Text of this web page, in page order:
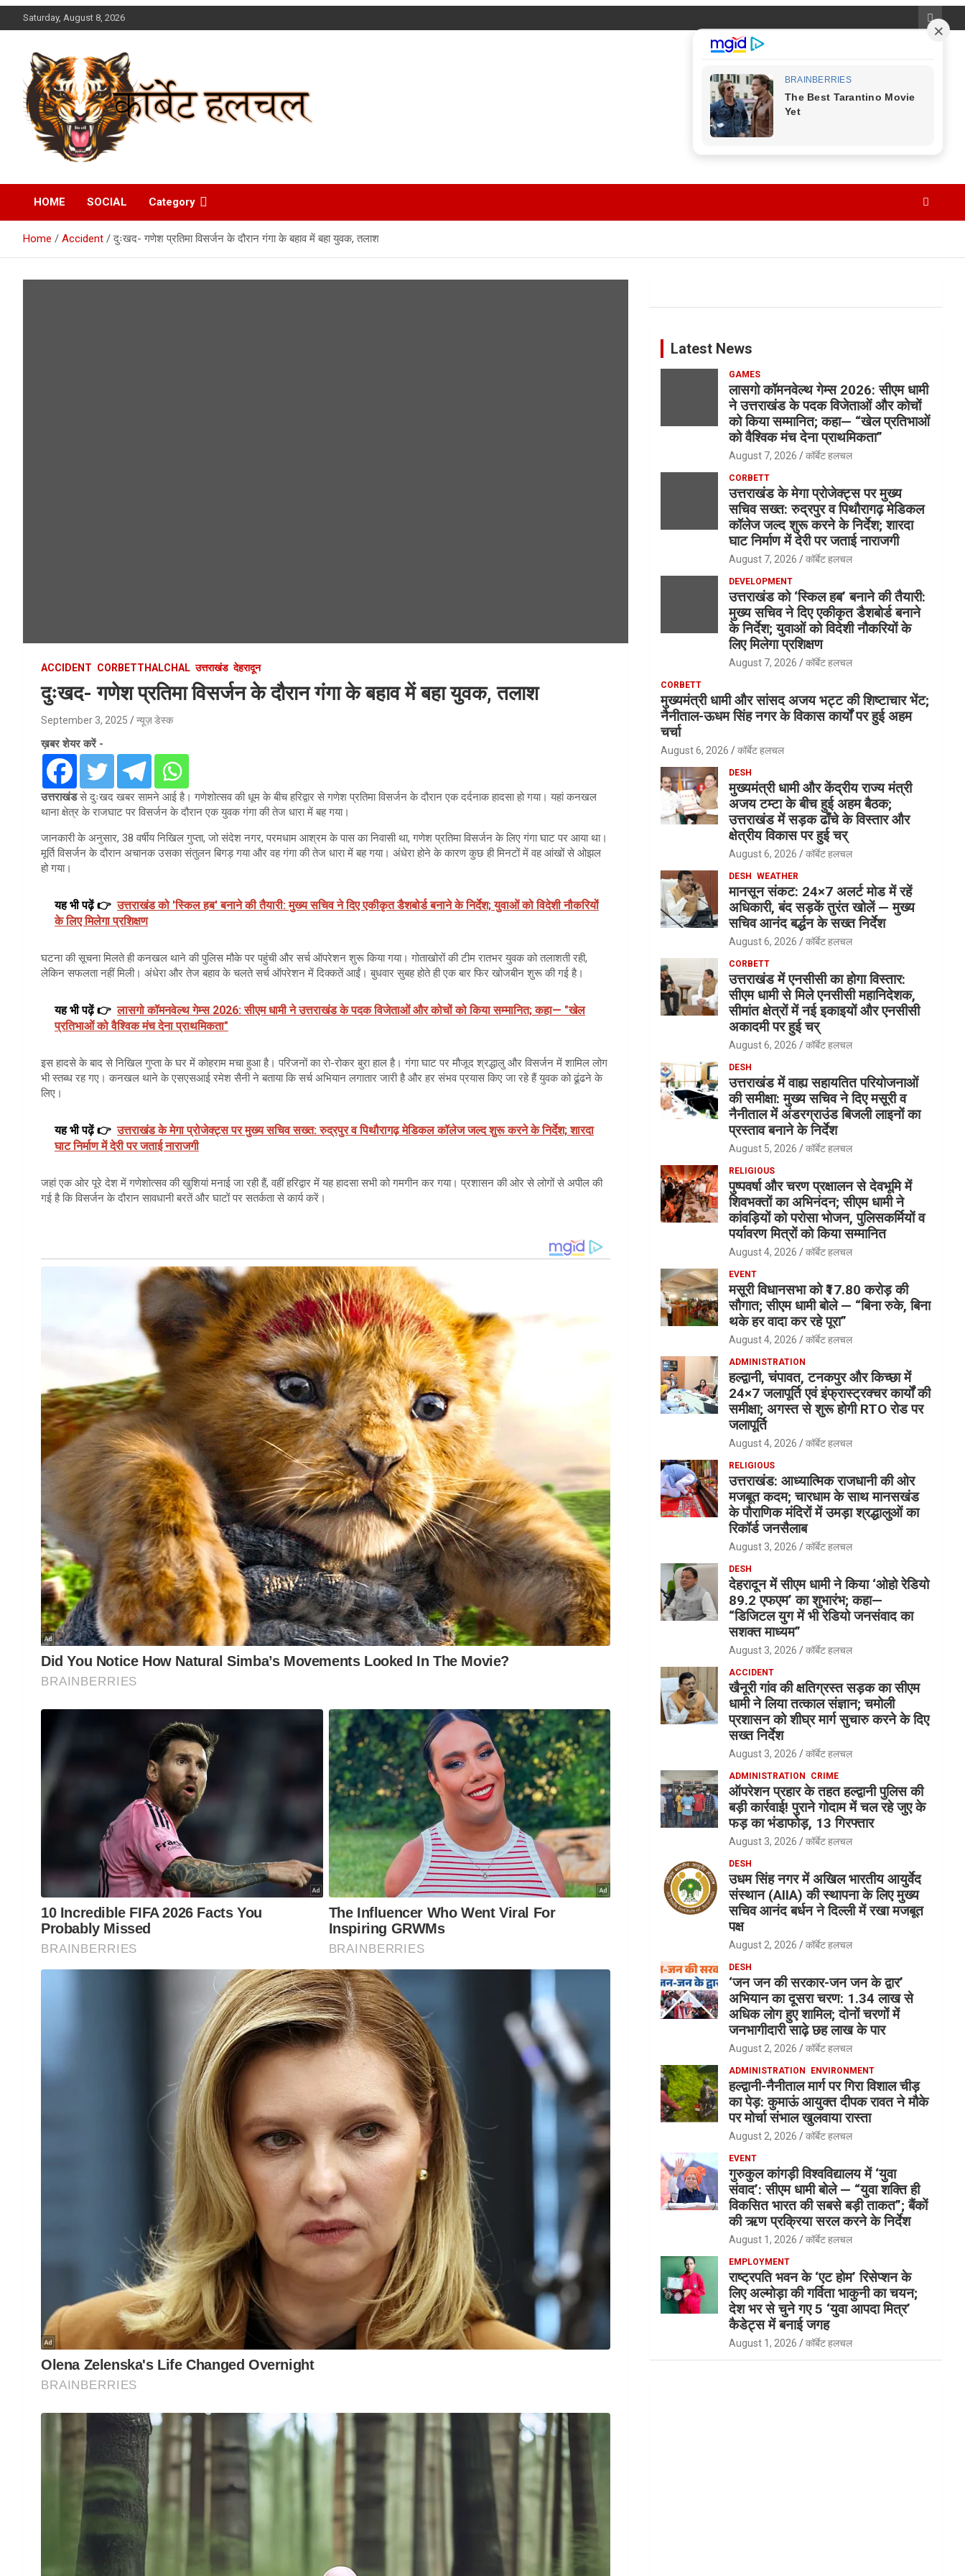
to
Saturday, August 8, 2026
Corbett Halchal (कॉर्बेट
हलचल)
HOME SOCIAL Category
Home Accident दुःखद- गणेश प्रतिमा विसर्जन के दौरान गंगा के बहाव में बहा युवक, तलाश
ACCIDENT CORBETTHALCHAL उत्तराखंड देहरादून
दुःखद- गणेश प्रतिमा विसर्जन के दौरान गंगा के बहाव में बहा युवक, तलाश
September 3, 2025 न्यूज़ डेस्क
ख़बर शेयर करें -
उत्तराखंडसे दुःखद खबर सामने आई है। गणेशोत्सव की धूम के बीच हरिद्वार से गणेश प्रतिमा विसर्जन के दौरान एक दर्दनाक हादसा हो गया। यहां कनखल
थाना क्षेत्र के राजघाट पर विसर्जन के दौरान एक युवक गंगा की तेज धारा में बह गया।
जानकारी के अनुसार, 38 वर्षीय निखिल गुप्ता, जो संदेश नगर, परमधाम आश्रम के पास का निवासी था, गणेश प्रतिमा विसर्जन के लिए गंगा घाट पर आया था।
मूर्ति विसर्जन के दौरान अचानक उसका संतुलन बिगड़ गया और वह गंगा की तेज धारा में बह गया। अंधेरा होने के कारण कुछ ही मिनटों में वह आंखों से ओझल
हो गया।
यह भी पढ़ें 👉 उत्तराखंड को 'स्किल हब' बनाने की तैयारी: मुख्य सचिव ने दिए एकीकृत डैशबोर्ड बनाने के निर्देश; युवाओं को विदेशी नौकरियों
के लिए मिलेगा प्रशिक्षण
घटना की सूचना मिलते ही कनखल थाने की पुलिस मौके पर पहुंची और सर्च ऑपरेशन शुरू किया गया। गोताखोरों की टीम रातभर युवक को तलाशती रही,
लेकिन सफलता नहीं मिली। अंधेरा और तेज बहाव के चलते सर्च ऑपरेशन में दिक्कतें आईं। बुधवार सुबह होते ही एक बार फिर खोजबीन शुरू की गई है।
यह भी पढ़ें 👉 लासगो कॉमनवेल्थ गेम्स 2026: सीएम धामी ने उत्तराखंड के पदक विजेताओं और कोचों को किया सम्मानित; कहा— "खेल
प्रतिभाओं को वैश्विक मंच देना प्राथमिकता"
इस हादसे के बाद से निखिल गुप्ता के घर में कोहराम मचा हुआ है। परिजनों का रो-रोकर बुरा हाल है। गंगा घाट पर मौजूद श्रद्धालु और विसर्जन में शामिल लोग
भी स्तब्ध रह गए। कनखल थाने के एसएसआई रमेश सैनी ने बताया कि सर्च अभियान लगातार जारी है और हर संभव प्रयास किए जा रहे हैं युवक को ढूंढने के
लिए।
यह भी पढ़ें 👉 उत्तराखंड के मेगा प्रोजेक्ट्स पर मुख्य सचिव सख्त: रुद्रपुर व पिथौरागढ़ मेडिकल कॉलेज जल्द शुरू करने के निर्देश; शारदा
घाट निर्माण में देरी पर जताई नाराजगी
जहां एक ओर पूरे देश में गणेशोत्सव की खुशियां मनाई जा रही हैं, वहीं हरिद्वार में यह हादसा सभी को गमगीन कर गया। प्रशासन की ओर से लोगों से अपील की
गई है कि विसर्जन के दौरान सावधानी बरतें और घाटों पर सतर्कता से कार्य करें।
Latest News
GAMES
लासगो कॉमनवेल्थ गेम्स 2026: सीएम धामी
ने उत्तराखंड के पदक विजेताओं और कोचों
को किया सम्मानित; कहा— “खेल प्रतिभाओं
को वैश्विक मंच देना प्राथमिकता”
August 7, 2026 कॉर्बेट हलचल
CORBETT
उत्तराखंड के मेगा प्रोजेक्ट्स पर मुख्य
सचिव सख्त: रुद्रपुर व पिथौरागढ़ मेडिकल
कॉलेज जल्द शुरू करने के निर्देश; शारदा
घाट निर्माण में देरी पर जताई नाराजगी
August 7, 2026 कॉर्बेट हलचल
DEVELOPMENT
उत्तराखंड को ‘स्किल हब’ बनाने की तैयारी:
मुख्य सचिव ने दिए एकीकृत डैशबोर्ड बनाने
के निर्देश; युवाओं को विदेशी नौकरियों के
लिए मिलेगा प्रशिक्षण
August 7, 2026 कॉर्बेट हलचल
CORBETT
मुख्यमंत्री धामी और सांसद अजय भट्ट की शिष्टाचार भेंट;
नैनीताल-ऊधम सिंह नगर के विकास कार्यों पर हुई अहम
चर्चा
August 6, 2026 कॉर्बेट हलचल
DESH
मुख्यमंत्री धामी और केंद्रीय राज्य मंत्री
अजय टम्टा के बीच हुई अहम बैठक;
उत्तराखंड में सड़क ढाँचे के विस्तार और
क्षेत्रीय विकास पर हुई चर्
August 6, 2026 कॉर्बेट हलचल
DESH WEATHER
मानसून संकट: 24×7 अलर्ट मोड में रहें
अधिकारी, बंद सड़कें तुरंत खोलें — मुख्य
सचिव आनंद बर्द्धन के सख्त निर्देश
August 6, 2026 कॉर्बेट हलचल
CORBETT
उत्तराखंड में एनसीसी का होगा विस्तार:
सीएम धामी से मिले एनसीसी महानिदेशक,
सीमांत क्षेत्रों में नई इकाइयों और एनसीसी
अकादमी पर हुई चर्
August 6, 2026 कॉर्बेट हलचल
DESH
उत्तराखंड में वाह्य सहायतित परियोजनाओं
की समीक्षा: मुख्य सचिव ने दिए मसूरी व
नैनीताल में अंडरग्राउंड बिजली लाइनों का
प्रस्ताव बनाने के निर्देश
August 5, 2026 कॉर्बेट हलचल
RELIGIOUS
पुष्पवर्षा और चरण प्रक्षालन से देवभूमि में
शिवभक्तों का अभिनंदन; सीएम धामी ने
कांवड़ियों को परोसा भोजन, पुलिसकर्मियों व
पर्यावरण मित्रों को किया सम्मानित
August 4, 2026 कॉर्बेट हलचल
EVENT
मसूरी विधानसभा को ₹17.80 करोड़ की
सौगात; सीएम धामी बोले — “बिना रुके, बिना
थके हर वादा कर रहे पूरा”
August 4, 2026 कॉर्बेट हलचल
ADMINISTRATION
हल्द्वानी, चंपावत, टनकपुर और किच्छा में
24×7 जलापूर्ति एवं इंफ्रास्ट्रक्चर कार्यों की
समीक्षा; अगस्त से शुरू होगी RTO रोड पर
जलापूर्ति
August 4, 2026 कॉर्बेट हलचल
RELIGIOUS
उत्तराखंड: आध्यात्मिक राजधानी की ओर
मजबूत कदम; चारधाम के साथ मानसखंड
के पौराणिक मंदिरों में उमड़ा श्रद्धालुओं का
रिकॉर्ड जनसैलाब
August 3, 2026 कॉर्बेट हलचल
DESH
देहरादून में सीएम धामी ने किया ‘ओहो रेडियो
89.2 एफएम’ का शुभारंभ; कहा—
“डिजिटल युग में भी रेडियो जनसंवाद का
सशक्त माध्यम”
August 3, 2026 कॉर्बेट हलचल
ACCIDENT
खैनूरी गांव की क्षतिग्रस्त सड़क का सीएम
धामी ने लिया तत्काल संज्ञान; चमोली
प्रशासन को शीघ्र मार्ग सुचारु करने के दिए
सख्त निर्देश
August 3, 2026 कॉर्बेट हलचल
ADMINISTRATION CRIME
ऑपरेशन प्रहार के तहत हल्द्वानी पुलिस की
बड़ी कार्रवाई! पुराने गोदाम में चल रहे जुए के
फड़ का भंडाफोड़, 13 गिरफ्तार
August 3, 2026 कॉर्बेट हलचल
DESH
उधम सिंह नगर में अखिल भारतीय आयुर्वेद
संस्थान (AIIA) की स्थापना के लिए मुख्य
सचिव आनंद बर्धन ने दिल्ली में रखा मजबूत
पक्ष
August 2, 2026 कॉर्बेट हलचल
DESH
‘जन जन की सरकार-जन जन के द्वार’
अभियान का दूसरा चरण: 1.34 लाख से
अधिक लोग हुए शामिल; दोनों चरणों में
जनभागीदारी साढ़े छह लाख के पार
August 2, 2026 कॉर्बेट हलचल
ADMINISTRATION ENVIRONMENT
हल्द्वानी-नैनीताल मार्ग पर गिरा विशाल चीड़
का पेड़: कुमाऊं आयुक्त दीपक रावत ने मौके
पर मोर्चा संभाल खुलवाया रास्ता
August 2, 2026 कॉर्बेट हलचल
EVENT
गुरुकुल कांगड़ी विश्वविद्यालय में ‘युवा
संवाद’: सीएम धामी बोले — “युवा शक्ति ही
विकसित भारत की सबसे बड़ी ताकत”; बैंकों
की ऋण प्रक्रिया सरल करने के निर्देश
August 1, 2026 कॉर्बेट हलचल
EMPLOYMENT
राष्ट्रपति भवन के ‘एट होम’ रिसेप्शन के
लिए अल्मोड़ा की गर्विता भाकुनी का चयन;
देश भर से चुने गए 5 ‘युवा आपदा मित्र’
कैडेट्स में बनाई जगह
August 1, 2026 कॉर्बेट हलचल